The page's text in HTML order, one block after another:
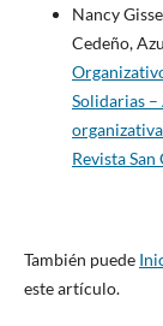
Nancy
Cedeño,
Solidarias –
Revista
También puede
este artículo.